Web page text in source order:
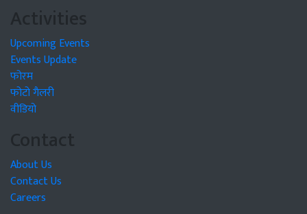
Activities
Upcoming Events
Events Update
फोरम
फोटो गैलरी
वीडियो
Contact
About Us
Contact Us
Careers